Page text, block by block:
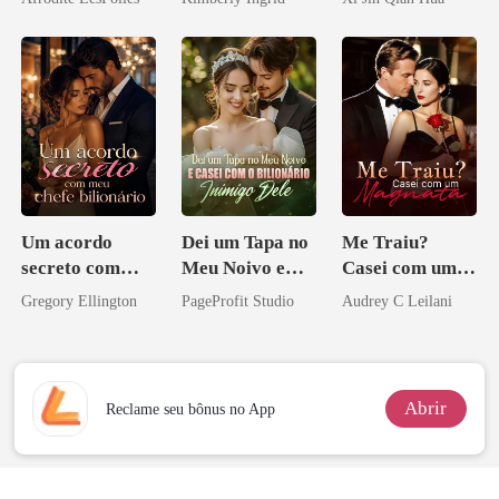
Um acordo
secreto com
meu chefe
Gregory Ellington
Dei um Tapa no
Meu Noivo e
Casei com o
PageProfit Studio
Me Traiu?
Casei com um
Magnata
Audrey C Leilani
Reclame seu bônus no App Abrir